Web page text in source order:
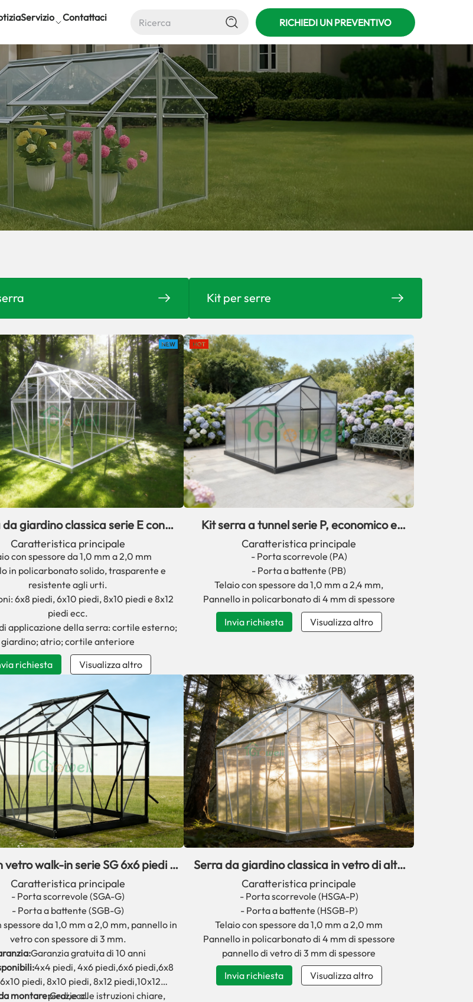
Servizio Contattaci RICHIEDI UN PREVENTIVO
Kit per serre
giardino classica serie E con
accesso facilitato.
Caratteristica principale
con spessore da 1,0 mm a 2,0 mm
in policarbonato solido, trasparente e
resistente agli urti.
6x8 piedi, 6x10 piedi, 8x10 piedi e 8x12
piedi ecc.
applicazione della serra: cortile esterno;
giardino; atrio; cortile anteriore
richiesta
Visualizza altro
Kit serra a tunnel serie P, economico e
facile da installare in giardino.
Caratteristica principale
- Porta scorrevole (PA)
- Porta a battente (PB)
Telaio con spessore da 1,0 mm a 2,4 mm,
Pannello in policarbonato di 4 mm di spessore
Invia richiesta
Visualizza altro
vetro walk-in serie SG 6x6 piedi |
6x8 piedi per giardino
Caratteristica principale
- Porta scorrevole (SGA-G)
- Porta a battente (SGB-G)
spessore da 1,0 mm a 2,0 mm, pannello in
vetro con spessore di 3 mm.
Garanzia gratuita di 10 anni
4x4 piedi, 4x6 piedi,6x6 piedi,6x8
piedi, 8x10 piedi, 8x12 piedi,10x12
piedi,ecc.
montare:Grazie alle istruzioni chiare,
Serra da giardino classica in vetro di alta
qualità serie HSG
Caratteristica principale
- Porta scorrevole (HSGA-P)
- Porta a battente (HSGB-P)
Telaio con spessore da 1,0 mm a 2,0 mm
Pannello in policarbonato di 4 mm di spessore
pannello di vetro di 3 mm di spessore
Invia richiesta
Visualizza altro